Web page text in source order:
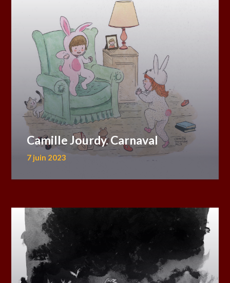
Camille Jourdy. Carnaval
7 juin 2023